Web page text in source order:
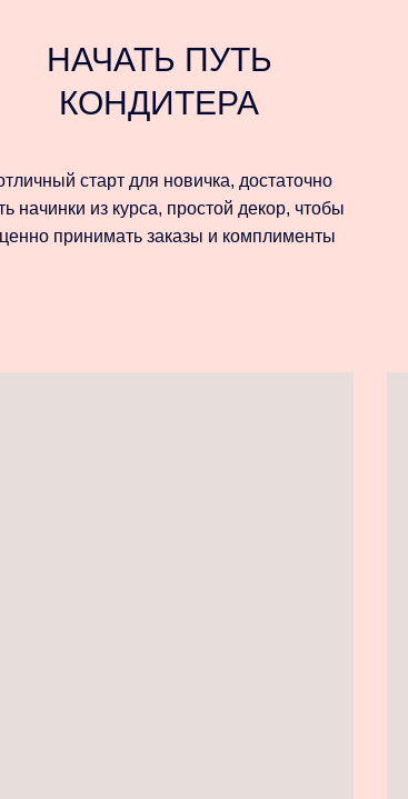
НАЧАТЬ ПУТЬ
КОНДИТЕРА
старт для новичка, достаточно
начинки из курса, простой декор, чтобы
принимать заказы и комплименты